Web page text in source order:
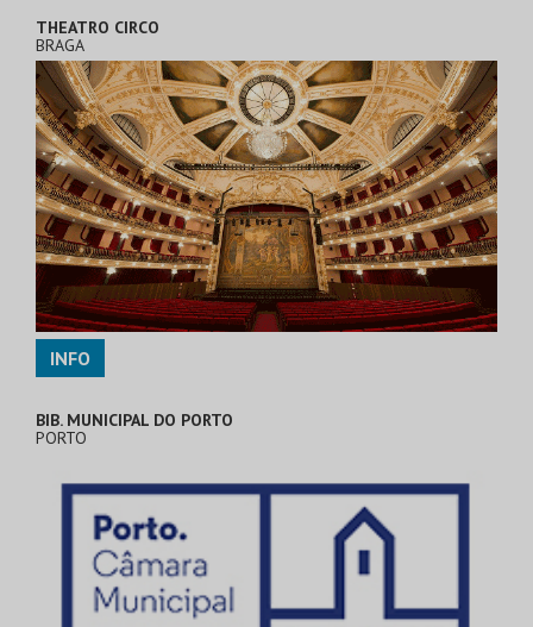
THEATRO CIRCO
BRAGA
INFO
BIB. MUNICIPAL DO PORTO
PORTO